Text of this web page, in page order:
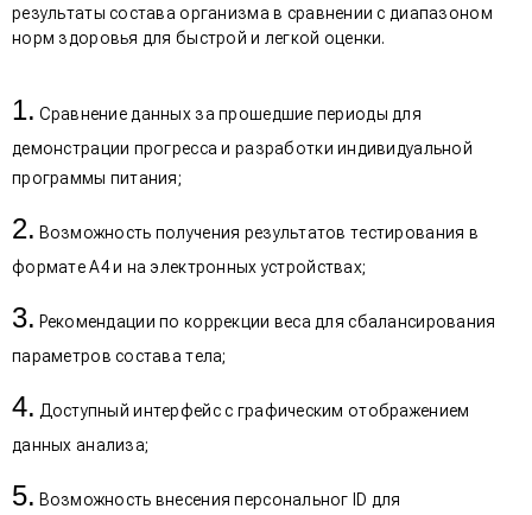
результаты состава организма в сравнении с диапазоном
норм здоровья для быстрой и легкой оценки.
Сравнение данных за прошедшие периоды для
демонстрации прогресса и разработки индивидуальной
программы питания;
Возможность получения результатов тестирования в
формате А4 и на электронных устройствах;
Рекомендации по коррекции веса для сбалансирования
параметров состава тела;
Доступный интерфейс с графическим отображением
данных анализа;
Возможность внесения персональног ID для